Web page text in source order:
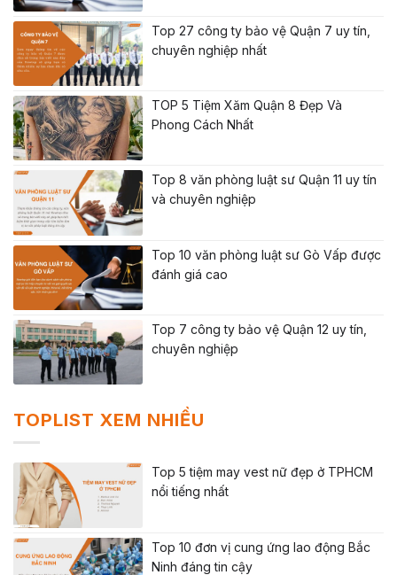
Top 27 công ty bảo vệ Quận 7 uy tín,
chuyên nghiệp nhất
TOP 5 Tiệm Xăm Quận 8 Đẹp Và
Phong Cách Nhất
Top 8 văn phòng luật sư Quận 11 uy tín
và chuyên nghiệp
Top 10 văn phòng luật sư Gò Vấp được
đánh giá cao
Top 7 công ty bảo vệ Quận 12 uy tín,
chuyên nghiệp
TOPLIST XEM NHIỀU
Top 5 tiệm may vest nữ đẹp ở TPHCM
nổi tiếng nhất
Top 10 đơn vị cung ứng lao động Bắc
Ninh đáng tin cậy